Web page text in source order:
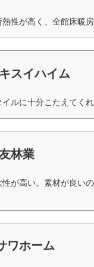
性が高く、全館床暖
スイハイム
ルに十分こたえてく
林業
が高い。素材が良い
ワホーム